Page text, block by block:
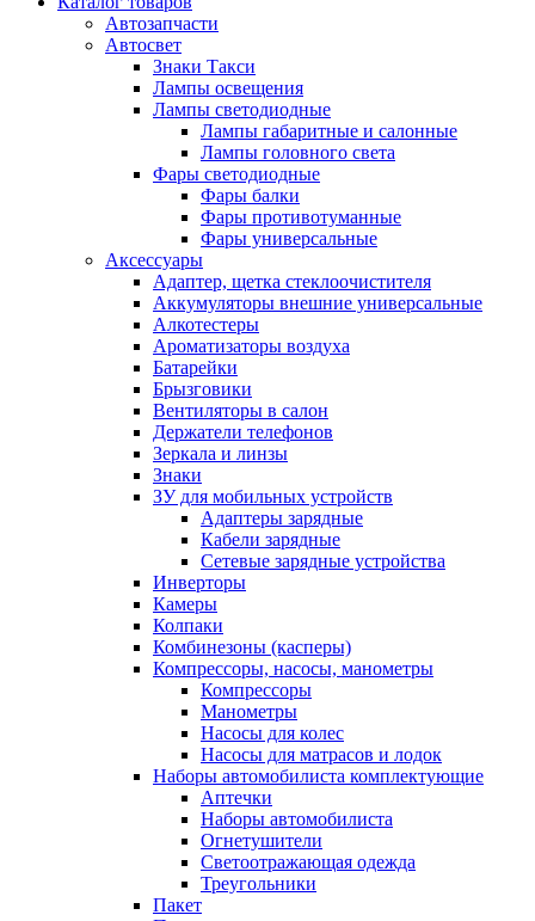
Автозапчасти
Автосвет
Знаки Такси
Лампы освещения
Лампы светодиодные
Лампы габаритные и салонные
Лампы головного света
Фары светодиодные
Фары балки
Фары противотуманные
Фары универсальные
Аксессуары
Адаптер, щетка стеклоочистителя
Аккумуляторы внешние универсальные
Алкотестеры
Ароматизаторы воздуха
Батарейки
Брызговики
Вентиляторы в салон
Держатели телефонов
Зеркала и линзы
Знаки
ЗУ для мобильных устройств
Адаптеры зарядные
Кабели зарядные
Сетевые зарядные устройства
Инверторы
Камеры
Колпаки
Комбинезоны (касперы)
Компрессоры, насосы, манометры
Компрессоры
Манометры
Насосы для колес
Насосы для матрасов и лодок
Наборы автомобилиста комплектующие
Аптечки
Наборы автомобилиста
Огнетушители
Светоотражающая одежда
Треугольники
Пакет